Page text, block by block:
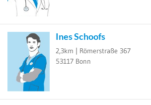
Ines Schoofs
2,3km | Römerstraße 367
53117 Bonn